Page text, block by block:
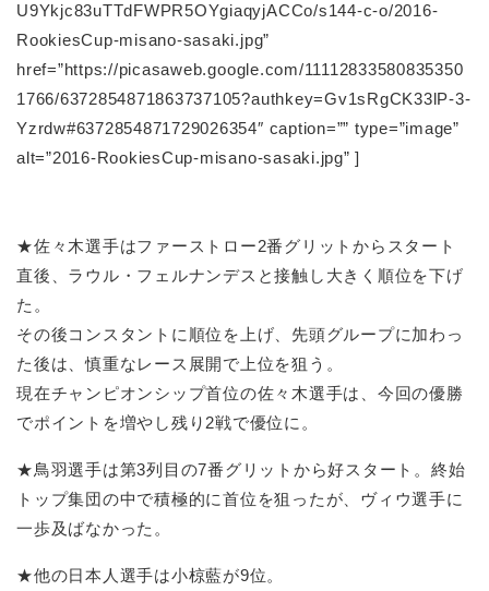
U9Ykjc83uTTdFWPR5OYgiaqyjACCo/s144-c-o/2016-
RookiesCup-misano-sasaki.jpg”
href=”https://picasaweb.google.com/11112833580835350
1766/6372854871863737105?authkey=Gv1sRgCK33lP-3-
Yzrdw#6372854871729026354″ caption=”” type=”image”
alt=”2016-RookiesCup-misano-sasaki.jpg” ]
★佐々木選手はファーストロー2番グリットからスタート
直後、ラウル・フェルナンデスと接触し大きく順位を下げ
た。
その後コンスタントに順位を上げ、先頭グループに加わっ
た後は、慎重なレース展開で上位を狙う。
現在チャンピオンシップ首位の佐々木選手は、今回の優勝
でポイントを増やし残り2戦で優位に。
★鳥羽選手は第3列目の7番グリットから好スタート。終始
トップ集団の中で積極的に首位を狙ったが、ヴィウ選手に
一歩及ばなかった。
★他の日本人選手は小椋藍が9位。